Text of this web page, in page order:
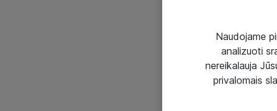
Naudojame
analizuoti
nereikalauja
privalomais